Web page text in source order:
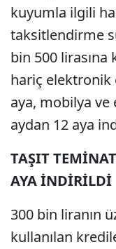
kuyumla ilgili
taksitlendirme
bin 500 lirasına
hariç elektronik
aya, mobilya ve
aydan 12 aya
TAŞIT
AYA İNDİRİLDİ
300 bin liranın
kullanılan